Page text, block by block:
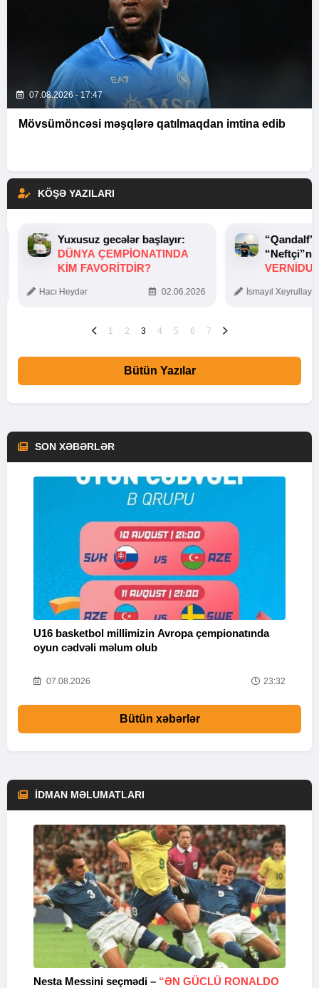
07.08.2026 - 17:47
Mövsümöncəsi məşqlərə qatılmaqdan imtina edib
KÖŞƏ YAZILARI
Yuxusuz gecələr başlayır:
DÜNYA ÇEMPIONATINDA
KIM FAVORITDIR?
Hacı Heydər 02.06.2026 İsmayıl
1 2 3 4 5 6 7
Bütün Yazılar
SON XƏBƏRLƏR
U16 basketbol millimizin Avropa çempionatında
oyun cədvəli məlum olub
07.08.2026 23:32
Bütün xəbərlər
İDMAN MƏLUMATLARI
Nesta Messini seçmədi – “ƏN GÜCLÜ RONALDO